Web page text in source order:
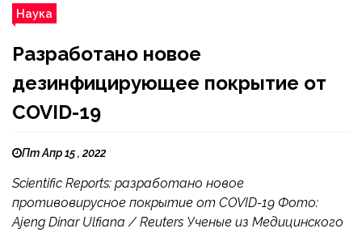
Наука
Разработано новое
дезинфицирующее покрытие от
COVID-19
Пт Апр 15 , 2022
Scientific Reports: разработано новое
противовирусное покрытие от COVID-19 Фото:
Ajeng Dinar Ulfiana / Reuters Ученые из Медицинского